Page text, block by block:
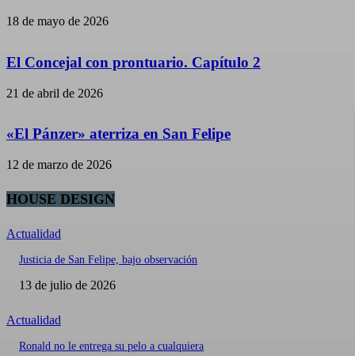
18 de mayo de 2026
El Concejal con prontuario. Capítulo 2
21 de abril de 2026
«El Pánzer» aterriza en San Felipe
12 de marzo de 2026
HOUSE DESIGN
Actualidad
Justicia de San Felipe, bajo observación
13 de julio de 2026
Actualidad
Ronald no le entrega su pelo a cualquiera